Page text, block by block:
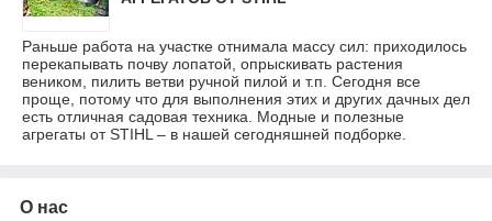
Раньше работа на участке отнимала массу сил: приходилось
перекапывать почву лопатой, опрыскивать растения
веником, пилить ветви ручной пилой и т.п. Сегодня все
проще, потому что для выполнения этих и других дачных дел
есть отличная садовая техника. Модные и полезные
агрегаты от STIHL – в нашей сегодняшней подборке.
О нас